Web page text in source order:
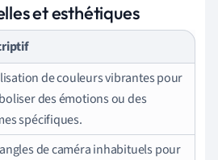
et esthétiques
de couleurs vibrantes pour
des émotions ou des
spécifiques.
de caméra inhabituels pour